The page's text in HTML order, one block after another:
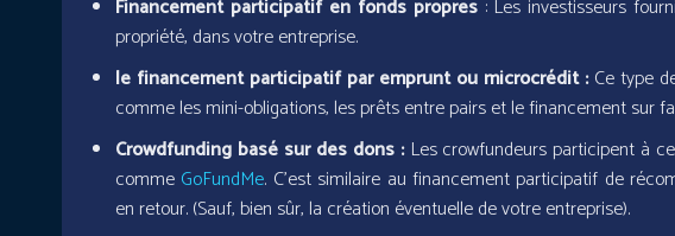
Financement participatif en fonds propres: Les investisseurs
propriété, dans votre entreprise.
le financement participatif par emprunt ou microcrédit :Ce type
comme les mini-obligations, les prêts entre pairs et le financement sur
Crowdfunding basé sur des dons : Les crowfundeurs participent à
comme GoFundMe. C’est similaire au financement participatif de
en retour. (Sauf, bien sûr, la création éventuelle de votre entreprise).